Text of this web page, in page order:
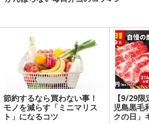
節約するなら買わない事！
モノを減らす「ミニマリス
ト」になるコツ
【9/29
児島黒毛
クの日」